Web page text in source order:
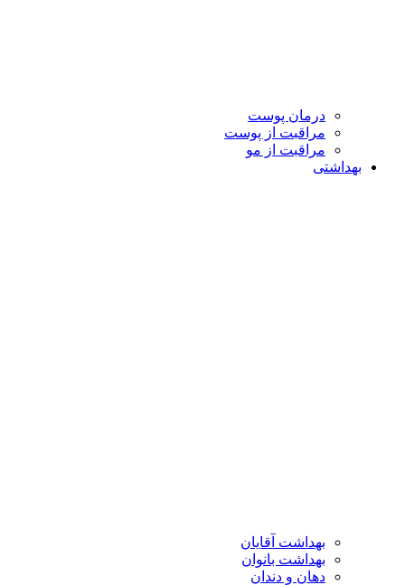
درمان پوست
مراقبت از پوست
مراقبت از مو
بهداشتی
بهداشت آقایان
بهداشت بانوان
دهان و دندان